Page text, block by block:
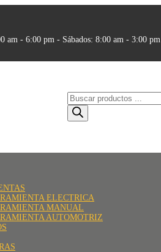
am - 6:00 pm - Sábados: 8:00 am - 3:00 pm
Búsqueda
de
productos
ELECTRICA
MANUAL
AUTOMOTRIZ